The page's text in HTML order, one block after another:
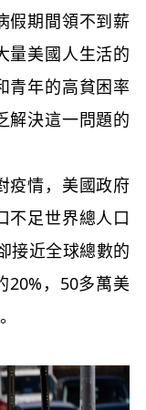
假期間領不到薪
量美國人生活的
青年的高貧困率
解決這一問題的
情，美國政府
不足世界總人口
接近全球總數的
20%，50多萬美